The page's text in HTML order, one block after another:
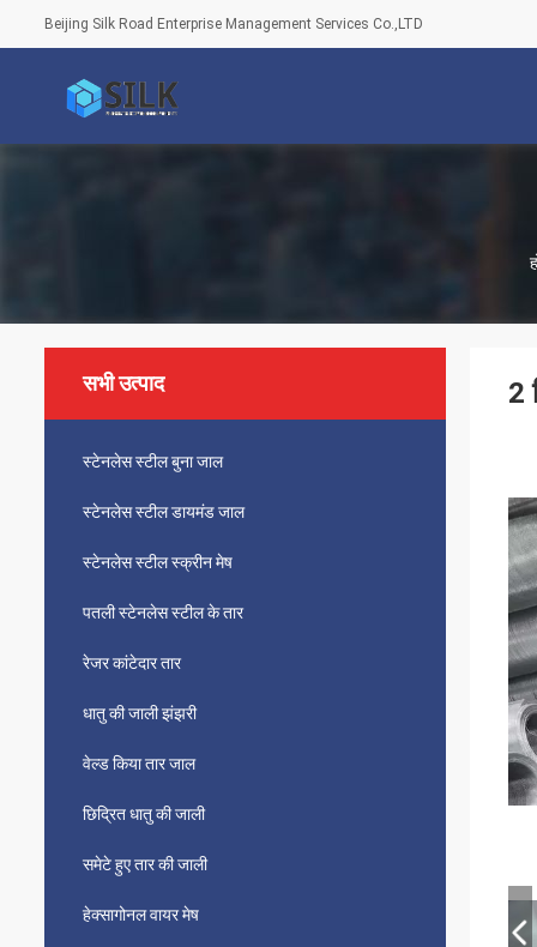
Beijing Silk Road Enterprise Management Services Co.,LTD
सभी उत्पाद
स्टेनलेस स्टील बुना जाल
स्टेनलेस स्टील डायमंड जाल
स्टेनलेस स्टील स्क्रीन मेष
पतली स्टेनलेस स्टील के तार
रेजर कांटेदार तार
धातु की जाली झंझरी
वेल्ड किया तार जाल
छिद्रित धातु की जाली
समेटे हुए तार की जाली
हेक्सागोनल वायर मेष
2